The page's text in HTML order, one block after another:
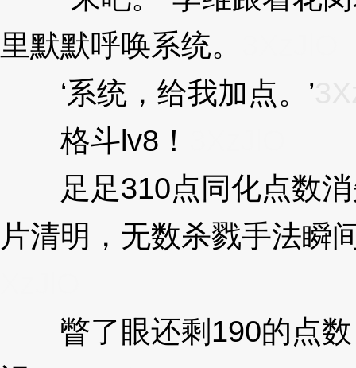
里默默呼唤系统。
‘系统，给我加点。’
格斗lv8！
足足310点同化点数消
片清明，无数杀戮手法瞬
瞥了眼还剩190的点数